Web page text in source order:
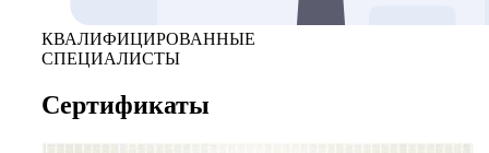
КВАЛИФИЦИРОВАННЫЕ
СПЕЦИАЛИСТЫ
Сертификаты